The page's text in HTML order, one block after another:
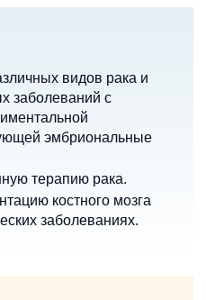
видов рака и
заболеваний с
эмбриональные
терапию рака.
костного мозга
заболеваниях.